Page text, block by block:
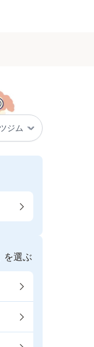
を選ぶ